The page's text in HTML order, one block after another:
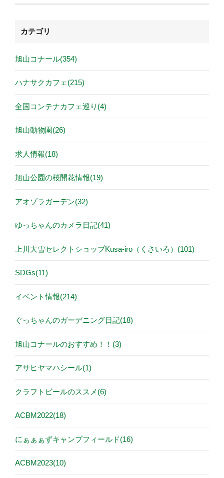
カテゴリ
旭山コナール(354)
ハナサクカフェ(215)
全国コンテナカフェ巡り(4)
旭山動物園(26)
求人情報(18)
旭山公園の桜開花情報(19)
アオゾラガーデン(32)
ゆっちゃんのカメラ日記(41)
上川大雪セレクトショップKusa-iro（くさいろ）(101)
SDGs(11)
イベント情報(214)
ぐっちゃんのガーデニング日記(18)
旭山コナールのおすすめ！！(3)
アサヒヤマハシール(1)
クラフトビールのススメ(6)
ACBM2022(18)
にぁぁぁずキャンプフィールド(16)
ACBM2023(10)